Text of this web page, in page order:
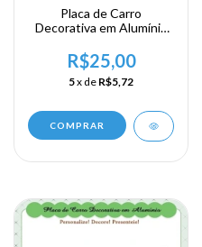
Placa de Carro
Decorativa em Alumínio
- Buenos Aires - Porto
Madero
R$25,00
5x de R$5,72
COMPRAR